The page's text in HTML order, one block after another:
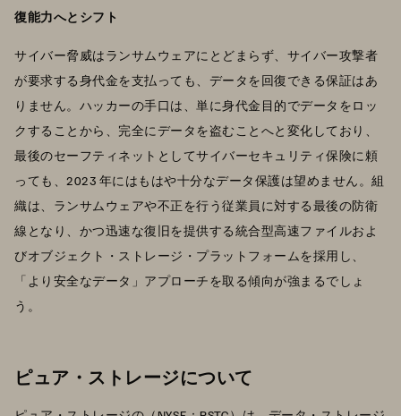
復能力へとシフト
サイバー脅威はランサムウェアにとどまらず、サイバー攻撃者
が要求する身代金を支払っても、データを回復できる保証はあ
りません。ハッカーの手口は、単に身代金目的でデータをロッ
クすることから、完全にデータを盗むことへと変化しており、
最後のセーフティネットとしてサイバーセキュリティ保険に頼
っても、2023 年にはもはや十分なデータ保護は望めません。組
織は、ランサムウェアや不正を行う従業員に対する最後の防衛
線となり、かつ迅速な復旧を提供する統合型高速ファイルおよ
びオブジェクト・ストレージ・プラットフォームを採用し、
「より安全なデータ」アプローチを取る傾向が強まるでしょ
う。
ピュア・ストレージについて